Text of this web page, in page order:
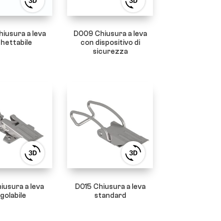
View
3D
product
a leva
View
3D
product
D009 Chiusura a leva
con dispositivo di
sicurezza
View
3D
product
a leva
View
3D
product
D015 Chiusura a leva
standard